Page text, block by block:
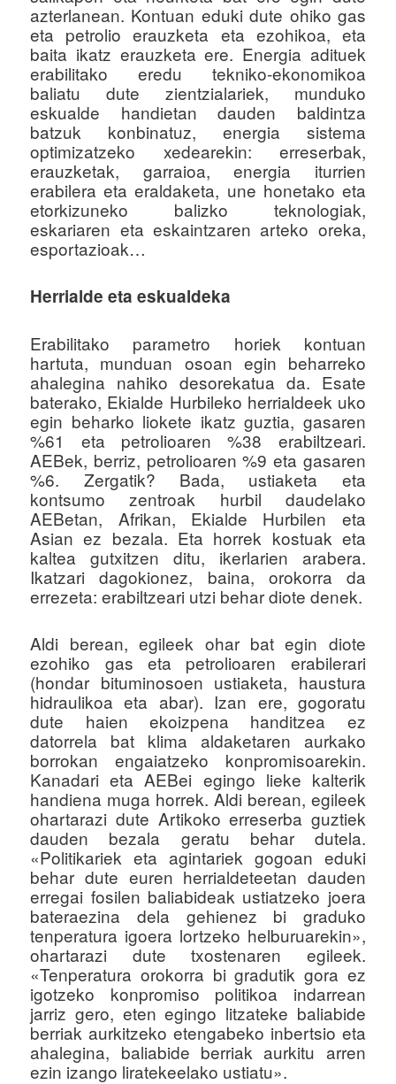
azterlanean. Kontuan eduki dute ohiko gas
eta petrolio erauzketa eta ezohikoa, eta
baita ikatz erauzketa ere. Energia adituek
erabilitako eredu tekniko-ekonomikoa
baliatu dute zientzialariek, munduko
eskualde handietan dauden baldintza
batzuk konbinatuz, energia sistema
optimizatzeko xedearekin: erreserbak,
erauzketak, garraioa, energia iturrien
erabilera eta eraldaketa, une honetako eta
etorkizuneko balizko teknologiak,
eskariaren eta eskaintzaren arteko oreka,
esportazioak…
Herrialde eta eskualdeka
Erabilitako parametro horiek kontuan
hartuta, munduan osoan egin beharreko
ahalegina nahiko desorekatua da. Esate
baterako, Ekialde Hurbileko herrialdeek uko
egin beharko liokete ikatz guztia, gasaren
%61 eta petrolioaren %38 erabiltzeari.
AEBek, berriz, petrolioaren %9 eta gasaren
%6. Zergatik? Bada, ustiaketa eta
kontsumo zentroak hurbil daudelako
AEBetan, Afrikan, Ekialde Hurbilen eta
Asian ez bezala. Eta horrek kostuak eta
kaltea gutxitzen ditu, ikerlarien arabera.
Ikatzari dagokionez, baina, orokorra da
errezeta: erabiltzeari utzi behar diote denek.
Aldi berean, egileek ohar bat egin diote
ezohiko gas eta petrolioaren erabilerari
(hondar bituminosoen ustiaketa, haustura
hidraulikoa eta abar). Izan ere, gogoratu
dute haien ekoizpena handitzea ez
datorrela bat klima aldaketaren aurkako
borrokan engaiatzeko konpromisoarekin.
Kanadari eta AEBei egingo lieke kalterik
handiena muga horrek. Aldi berean, egileek
ohartarazi dute Artikoko erreserba guztiek
dauden bezala geratu behar dutela.
«Politikariek eta agintariek gogoan eduki
behar dute euren herrialdeteetan dauden
erregai fosilen baliabideak ustiatzeko joera
bateraezina dela gehienez bi graduko
tenperatura igoera lortzeko helburuarekin»,
ohartarazi dute txostenaren egileek.
«Tenperatura orokorra bi gradutik gora ez
igotzeko konpromiso politikoa indarrean
jarriz gero, eten egingo litzateke baliabide
berriak aurkitzeko etengabeko inbertsio eta
ahalegina, baliabide berriak aurkitu arren
ezin izango liratekeelako ustiatu».